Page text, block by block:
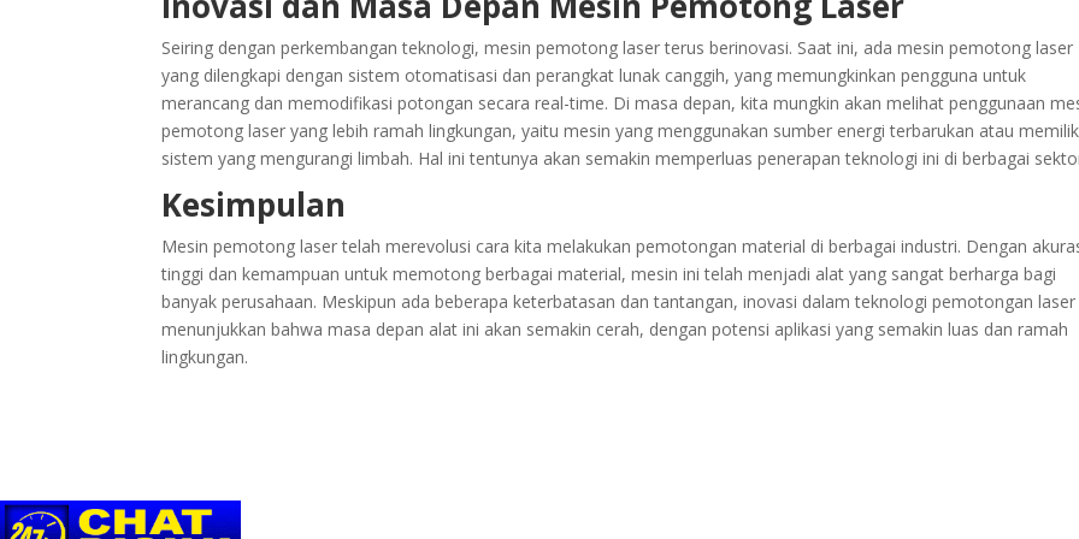
Seiring dengan perkembangan teknologi, mesin pemotong laser terus berinovasi. Saat ini, ada mesin pemotong laser
yang dilengkapi dengan sistem otomatisasi dan perangkat lunak canggih, yang memungkinkan pengguna untuk
merancang dan memodifikasi potongan secara real-time. Di masa depan, kita mungkin akan melihat penggunaan
pemotong laser yang lebih ramah lingkungan, yaitu mesin yang menggunakan sumber energi terbarukan atau
sistem yang mengurangi limbah. Hal ini tentunya akan semakin memperluas penerapan teknologi ini di berbagai
Kesimpulan
Mesin pemotong laser telah merevolusi cara kita melakukan pemotongan material di berbagai industri. Dengan
tinggi dan kemampuan untuk memotong berbagai material, mesin ini telah menjadi alat yang sangat berharga bagi
banyak perusahaan. Meskipun ada beberapa keterbatasan dan tantangan, inovasi dalam teknologi pemotongan laser
menunjukkan bahwa masa depan alat ini akan semakin cerah, dengan potensi aplikasi yang semakin luas dan ramah
lingkungan.